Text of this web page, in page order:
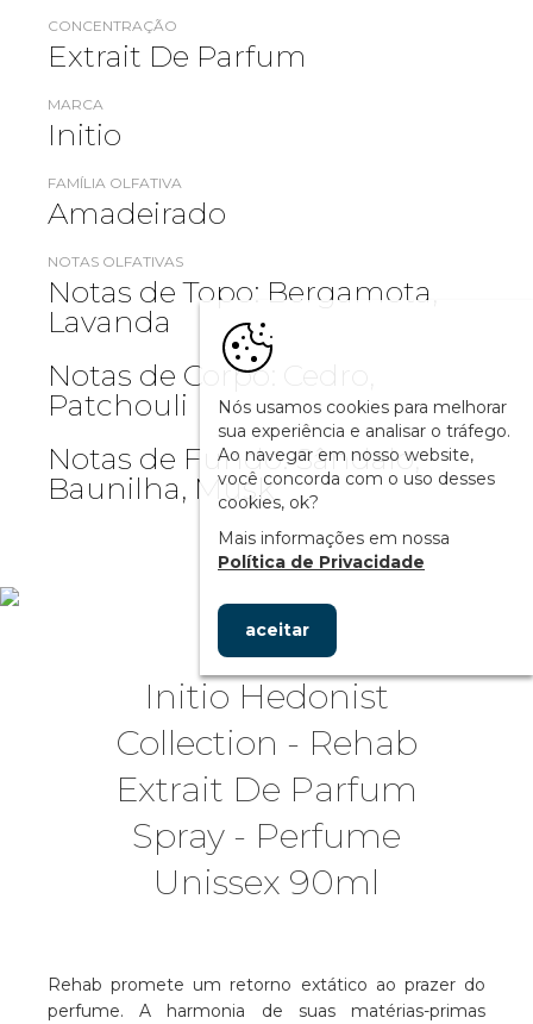
CONCENTRAÇÃO
Extrait De Parfum
MARCA
Initio
FAMÍLIA OLFATIVA
Amadeirado
NOTAS OLFATIVAS
Notas de Topo: Bergamota,
Lavanda
Notas de Corpo: Cedro,
Patchouli
Notas de Fundo: Sândalo,
Baunilha, Musk
Initio Hedonist
Collection - Rehab
Extrait De Parfum
Spray - Perfume
Unissex 90ml
Rehab promete um retorno extático ao prazer do
perfume. A harmonia de suas matérias-primas
Nós usamos cookies para melhorar
sua experiência e analisar o tráfego.
Ao navegar em nosso website,
você concorda com o uso desses
cookies, ok?
Mais informações em nossa
Política de Privacidade
aceitar